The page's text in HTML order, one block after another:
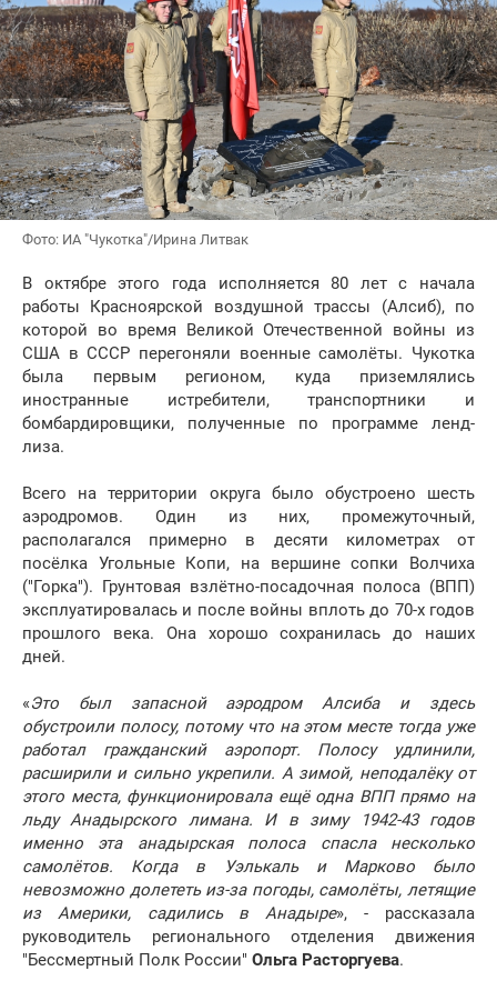
Фото: ИА "Чукотка"/Ирина Литвак
В октябре этого года исполняется 80 лет с начала
работы Красноярской воздушной трассы (Алсиб), по
которой во время Великой Отечественной войны из
США в СССР перегоняли военные самолёты. Чукотка
была первым регионом, куда приземлялись
иностранные истребители, транспортники и
бомбардировщики, полученные по программе ленд-
лиза.
Всего на территории округа было обустроено шесть
аэродромов. Один из них, промежуточный,
располагался примерно в десяти километрах от
посёлка Угольные Копи, на вершине сопки Волчиха
("Горка"). Грунтовая взлётно-посадочная полоса (ВПП)
эксплуатировалась и после войны вплоть до 70-х годов
прошлого века. Она хорошо сохранилась до наших
дней.
«Это был запасной аэродром Алсиба и здесь
обустроили полосу, потому что на этом месте тогда уже
работал гражданский аэропорт. Полосу удлинили,
расширили и сильно укрепили. А зимой, неподалёку от
этого места, функционировала ещё одна ВПП прямо на
льду Анадырского лимана. И в зиму 1942-43 годов
именно эта анадырская полоса спасла несколько
самолётов. Когда в Уэлькаль и Марково было
невозможно долететь из-за погоды, самолёты, летящие
из Америки, садились в Анадыре», - рассказала
руководитель регионального отделения движения
"Бессмертный Полк России" Ольга Расторгуева.